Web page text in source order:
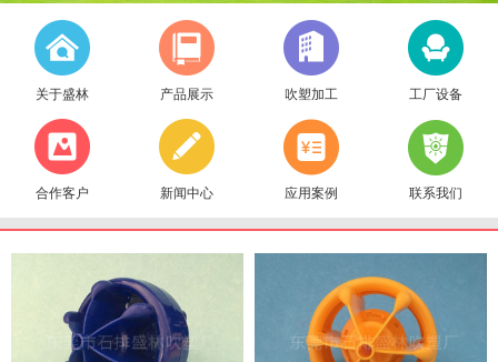
关于盛林 产品展示 吹塑加工 工厂设备
合作客户 新闻中心 应用案例 联系我们